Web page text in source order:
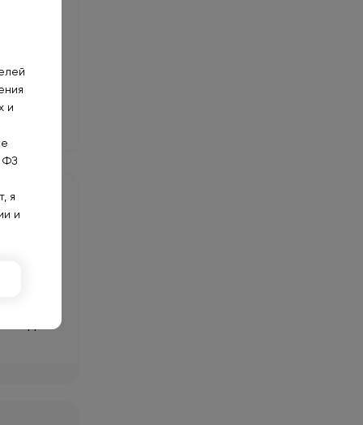
для
и
ФЗ
я
и